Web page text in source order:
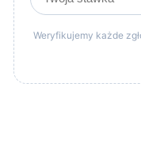
Weryfikujemy każde